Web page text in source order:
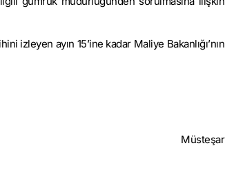
ayın 15’ine kadar Maliye Bakanlığı’nın
Müsteşar